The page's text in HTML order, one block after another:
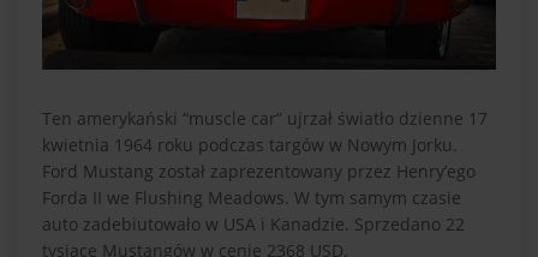
Ten amerykański “muscle car” ujrzał światło dzienne 17
kwietnia 1964 roku podczas targów w Nowym Jorku.
Ford Mustang został zaprezentowany przez Henry’ego
Forda II we Flushing Meadows. W tym samym czasie
auto zadebiutowało w USA i Kanadzie. Sprzedano 22
tysiące Mustangów w cenie 2368 USD.